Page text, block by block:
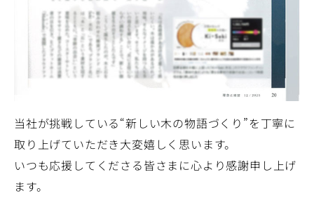
当社が挑戦している“新しい木の物語づくり”を丁寧に
取り上げていただき大変嬉しく思います。
いつも応援してくださる皆さまに心より感謝申し上げ
ます。